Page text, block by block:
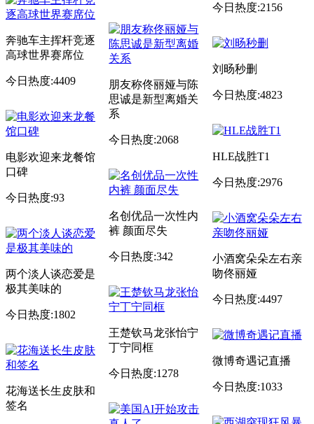
奔驰车主挥杆竞逐
高球世界赛席位
今日热度:4409
电影欢迎来龙餐馆
口碑
今日热度:93
两个淡人谈恋爱是
极其美味的
今日热度:1802
花海送长生皮肤和
签名
朋友称佟丽娅与陈
思诚是新型离婚关
系
今日热度:2068
名创优品一次性内
裤 颜面尽失
今日热度:342
王楚钦马龙张怡宁
丁宁同框
今日热度:1278
今日热度:2156
刘旸秒删
今日热度:4823
HLE战胜T1
今日热度:2976
小酒窝朵朵左右亲
吻佟丽娅
今日热度:4497
微博奇遇记直播
今日热度:1033